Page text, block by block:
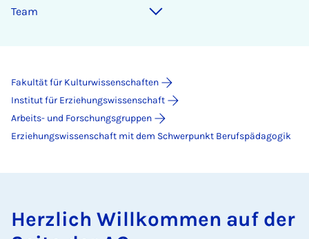
Team
Fakultät für Kulturwissenschaften
Institut für Erziehungswissenschaft
Arbeits- und Forschungsgruppen
Erziehungswissenschaft mit dem Schwerpunkt Berufspädagogik
Herzlich Willkommen auf der